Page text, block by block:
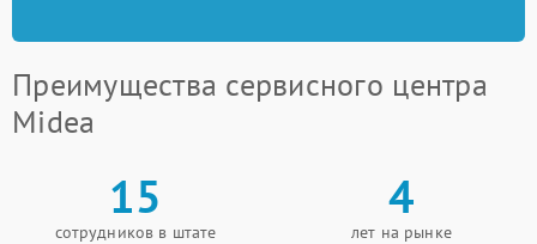
Преимущества сервисного центра
Midea
15
сотрудников в штате
4
лет на рынке